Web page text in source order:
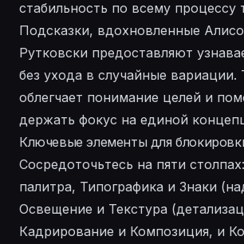
стабильность по всему процессу
Подсказки, вдохновленные
Рутковски предоставляют
без ухода в случайные вариации.
облегчает понимание целей и
держать фокус на единой
Ключевые элементы для
Сосредоточьтесь на пяти
палитра, Типографика и Знаки
Освещение и Текстура
Кадрирование и Композиция, и